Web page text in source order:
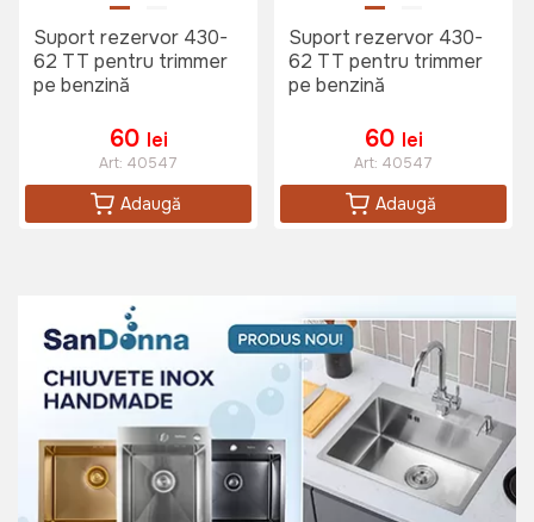
Suport rezervor 430-
62 TT pentru trimmer
pe benzină
60 lei
Art: 40547
Adaugă
Suport rezervor 430-
62 TT pentru trimmer
pe benzină
60 lei
Art: 40547
Adaugă